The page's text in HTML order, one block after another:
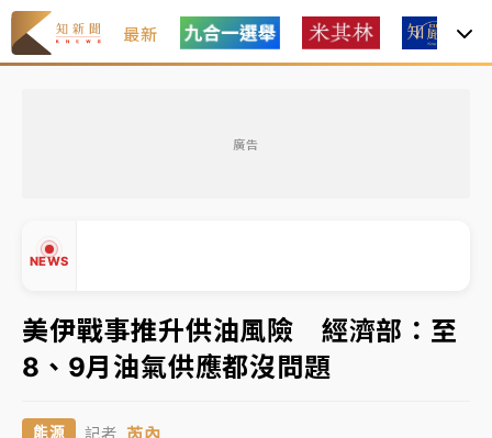
最新
廣告
NEWS
中信慈善基金會想增加董事人數！辜仲諒向法院聲請遭
駁 理由曝光
故宮《龍藏經》特展第2檔！今線上預約開賣一度塞車
周六起展出延長至晚上7時
台東農業處長涉圖利渡假村！東檢抗告成功 今重開羈
美伊戰事推升供油風險 經濟部：至
8、9月油氣供應都沒問題
能源 記者 芮內